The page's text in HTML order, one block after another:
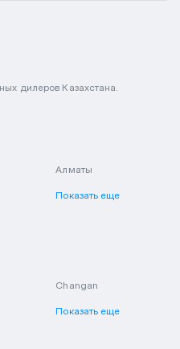
дилеров Казахстана.
Алматы
Показать еще
Changan
Показать еще